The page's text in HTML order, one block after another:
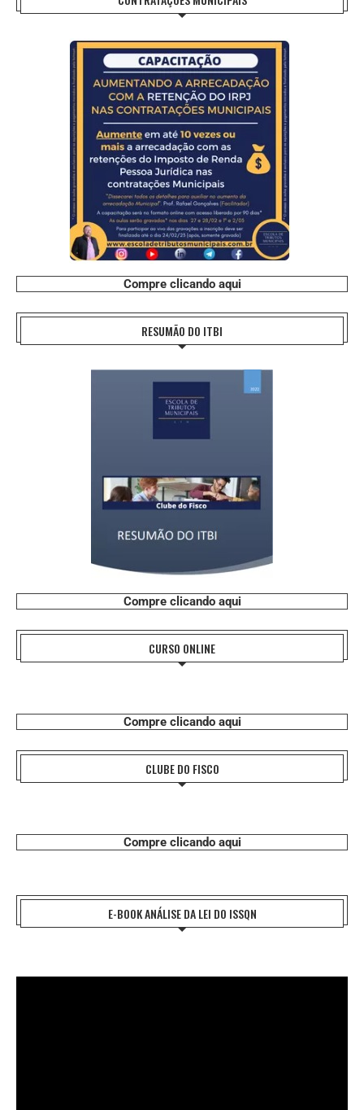
Compre clicando aqui
RESUMÃO DO ITBI
Compre clicando aqui
CURSO ONLINE
Compre clicando aqui
CLUBE DO FISCO
Compre clicando aqui
E-BOOK ANÁLISE DA LEI DO ISSQN